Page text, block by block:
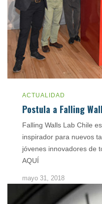
ACTUALIDAD
Postula a Falling
Falling Walls Lab Chile
inspirador para nuevos
jóvenes innovadores de
AQUÍ
mayo 31, 2018